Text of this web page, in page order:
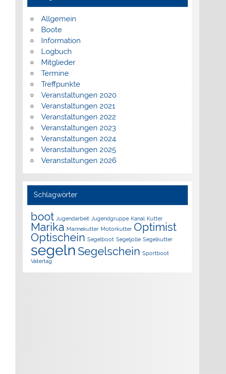
Allgemein
Boote
Information
Logbuch
Mitglieder
Termine
Treffpunkte
Veranstaltungen 2020
Veranstaltungen 2021
Veranstaltungen 2022
Veranstaltungen 2023
Veranstaltungen 2024
Veranstaltungen 2025
Veranstaltungen 2026
Schlagwörter
boot Jugendarbeit Jugendgruppe Kanal Kutter
Marika Marinekutter Motorkutter Optimist
Optischein Segelboot Segeljolle Segelkutter
segeln Segelschein Sportboot
Vatertag